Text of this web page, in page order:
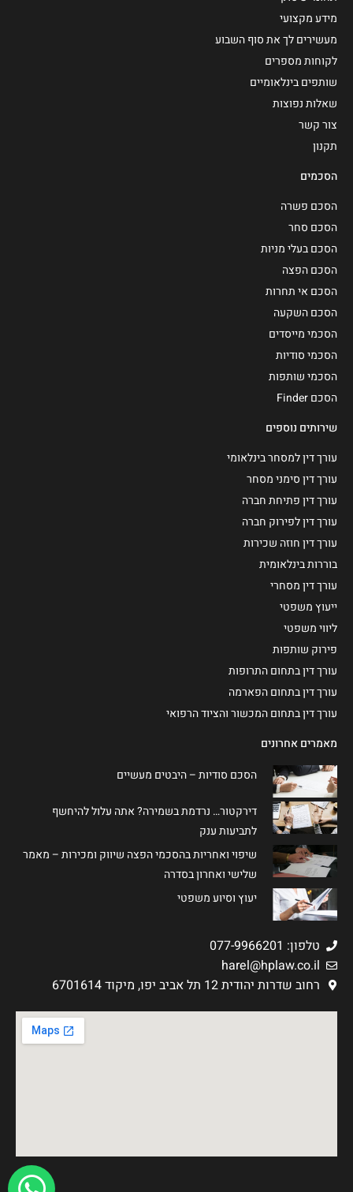
מידע מקצועי
מעשירים לך את סוף השבוע
לקוחות מספרים
שותפים בינלאומיים
שאלות נפוצות
צור קשר
תקנון
הסכמים
הסכם פשרה
הסכם סחר
הסכם בעלי מניות
הסכם הפצה
הסכם אי תחרות
הסכם השקעה
הסכמי מייסדים
הסכמי סודיות
הסכמי שותפות
הסכם Finder
שירותים נוספים
עורך דין למסחר בינלאומי
עורך דין סימני מסחר
עורך דין פתיחת חברה
עורך דין לפירוק חברה
עורך דין חוזה שכירות
בוררות בינלאומית
עורך דין מסחרי
ייעוץ משפטי
ליווי משפטי
פירוק שותפות
עורך דין בתחום התרופות
עורך דין בתחום הפארמה
עורך דין בתחום המכשור והציוד הרפואי
מאמרים אחרונים
הסכם סודיות – היבטים מעשיים
דירקטור… נרדמת בשמירה? אתה עלול להיחשף
לתביעות ענק
שיפוי ואחריות בהסכמי הפצה שיווק ומכירות – מאמר
שלישי ואחרון בסדרה
יעוץ וסיוע משפטי
טלפון: 077-9966201
harel@hplaw.co.il
רחוב שדרות יהודית 12 תל אביב יפו, מיקוד 6701614